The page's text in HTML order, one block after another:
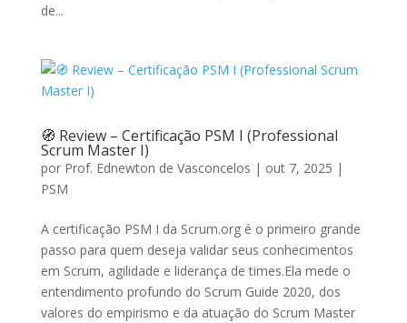
de...
🧭 Review – Certificação PSM I (Professional
Scrum Master I)
por Prof. Ednewton de Vasconcelos | out 7, 2025 |
PSM
A certificação PSM I da Scrum.org é o primeiro grande
passo para quem deseja validar seus conhecimentos
em Scrum, agilidade e liderança de times.Ela mede o
entendimento profundo do Scrum Guide 2020, dos
valores do empirismo e da atuação do Scrum Master